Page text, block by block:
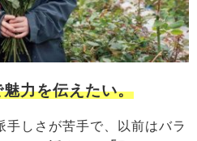
力を伝えたい。
手しさが苦手で、以前はバラ